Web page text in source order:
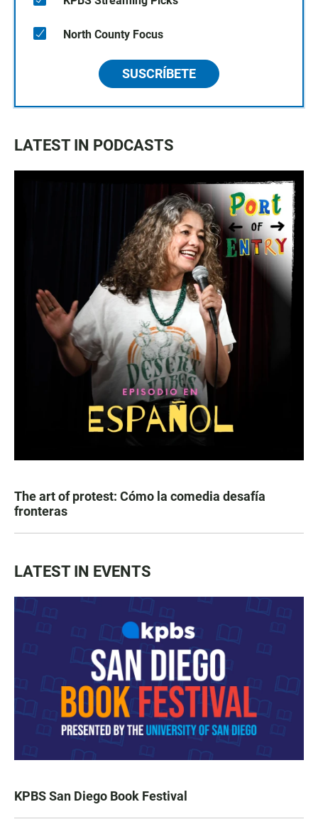
North County Focus
SUSCRÍBETE
LATEST IN PODCASTS
The art of protest: Cómo la comedia desafía
fronteras
LATEST IN EVENTS
KPBS San Diego Book Festival